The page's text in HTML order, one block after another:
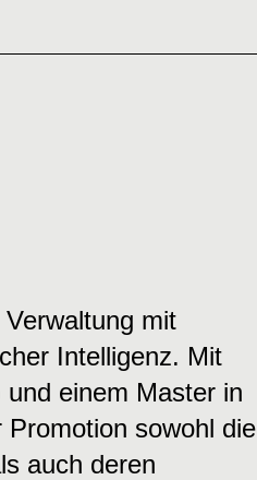
mit
Intelligenz. Mit
einem Master in
sowohl die
auch deren